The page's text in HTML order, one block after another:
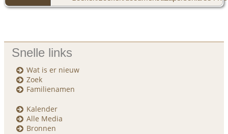
Snelle links
Wat is er nieuw
Zoek
Familienamen
Kalender
Alle Media
Bronnen